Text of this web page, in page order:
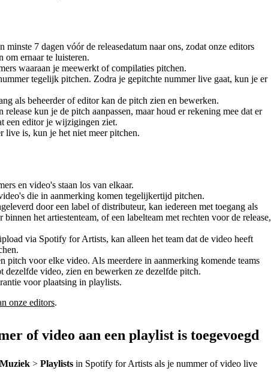
minste 7 dagen vóór de releasedatum naar ons, zodat onze editors
om ernaar te luisteren.
waaraan je meewerkt of compilaties pitchen.
tegelijk pitchen. Zodra je gepitchte nummer live gaat, kun je er
als beheerder of editor kan de pitch zien en bewerken.
release kun je de pitch aanpassen, maar houd er rekening mee dat er
een editor je wijzigingen ziet.
live is, kun je het niet meer pitchen.
en video's staan los van elkaar.
die in aanmerking komen tegelijkertijd pitchen.
door een label of distributeur, kan iedereen met toegang als
binnen het artiestenteam, of een labelteam met rechten voor de release,
via Spotify for Artists, kan alleen het team dat de video heeft
pitch voor elke video. Als meerdere in aanmerking komende teams
dezelfde video, zien en bewerken ze dezelfde pitch.
voor plaatsing in playlists.
onze editors.
of video aan een playlist is toegevoegd
Muziek > Playlists in Spotify for Artists als je nummer of video live